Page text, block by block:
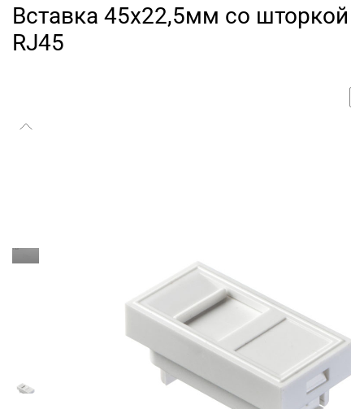
Вставка 45х22,5мм со
RJ45